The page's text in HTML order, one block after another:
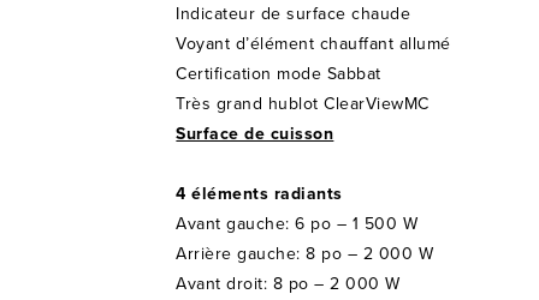
Indicateur de surface chaude
Voyant d’élément chauffant allumé
Certification mode Sabbat
Très grand hublot ClearViewMC
Surface de cuisson
4 éléments radiants
Avant gauche: 6 po – 1 500 W
Arrière gauche: 8 po – 2 000 W
Avant droit: 8 po – 2 000 W